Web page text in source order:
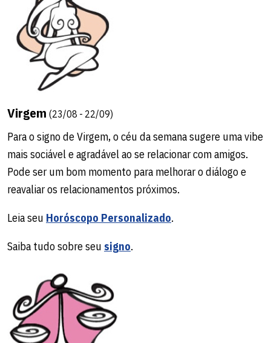
Virgem (23/08 - 22/09)
Para o signo de Virgem, o céu da semana sugere uma vibe
mais sociável e agradável ao se relacionar com amigos.
Pode ser um bom momento para melhorar o diálogo e
reavaliar os relacionamentos próximos.
Leia seu Horóscopo Personalizado.
Saiba tudo sobre seu signo.